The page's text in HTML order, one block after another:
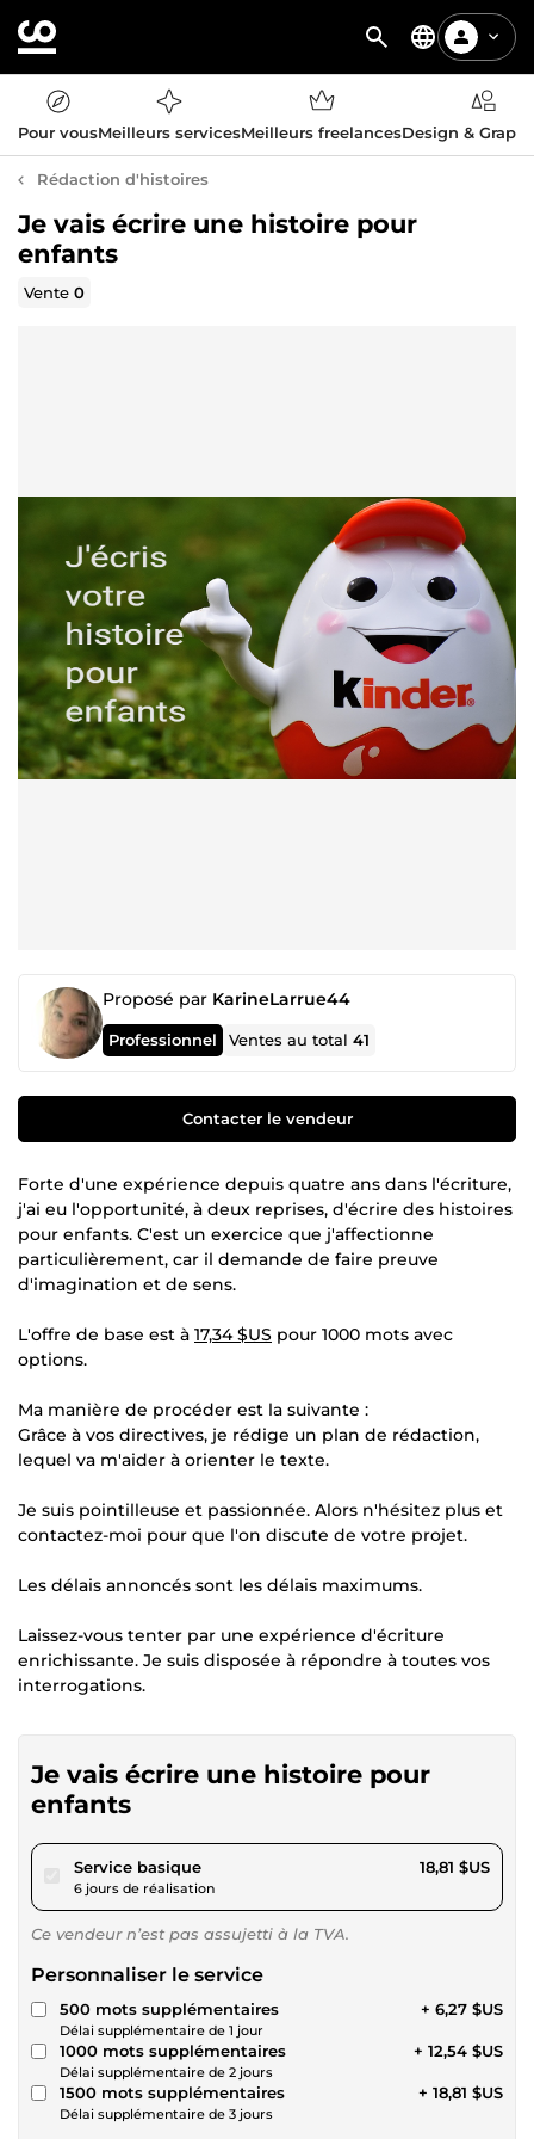
Pour vousMeilleurs servicesMeilleurs freelancesDesign &
Rédaction d'histoires
Je vais écrire une histoire pour
enfants
Vente0
Proposé par KarineLarrue44
Professionnel Ventes au total41
Contacter le vendeur
Forte d'une expérience depuis quatre ans dans l'écriture,
j'ai eu l'opportunité, à deux reprises, d'écrire des histoires
pour enfants. C'est un exercice que j'affectionne
particulièrement, car il demande de faire preuve
d'imagination et de sens.
L'offre de base est à 17,34 $US pour 1000 mots avec
options.
Ma manière de procéder est la suivante :
Grâce à vos directives, je rédige un plan de rédaction,
lequel va m'aider à orienter le texte.
Je suis pointilleuse et passionnée. Alors n'hésitez plus et
contactez-moi pour que l'on discute de votre projet.
Les délais annoncés sont les délais maximums.
Laissez-vous tenter par une expérience d'écriture
enrichissante. Je suis disposée à répondre à toutes vos
interrogations.
Je vais écrire une histoire pour
enfants
Service basiquepour 17,34 $US
6 jours de réalisation
18,81 $US
Ce vendeur n’est pas assujetti à la TVA.
Personnaliser le service
500 mots supplémentaires
Délai supplémentaire de 1 jour
+ 6,27 $US
1000 mots supplémentaires
Délai supplémentaire de 2 jours
+ 12,54 $US
1500 mots supplémentaires
Délai supplémentaire de 3 jours
+ 18,81 $US